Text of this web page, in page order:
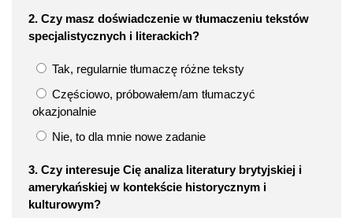
2. Czy masz doświadczenie w tłumaczeniu tekstów
specjalistycznych i literackich?
Tak, regularnie tłumaczę różne teksty
Częściowo, próbowałem/am tłumaczyć
okazjonalnie
Nie, to dla mnie nowe zadanie
3. Czy interesuje Cię analiza literatury brytyjskiej i
amerykańskiej w kontekście historycznym i
kulturowym?